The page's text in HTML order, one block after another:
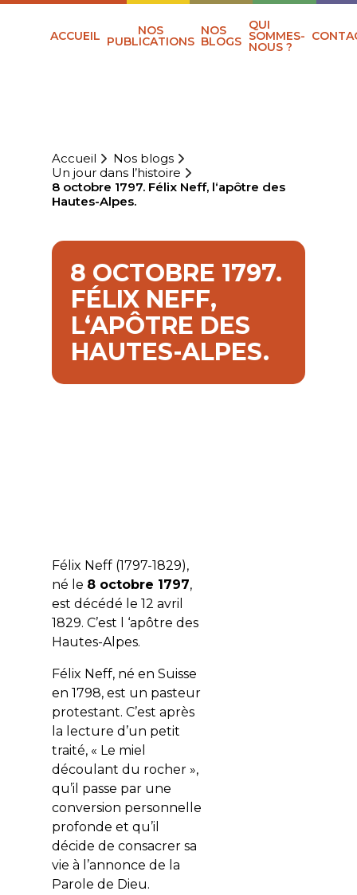
ACCUEIL NOS
PUBLICATIONS
NOS
BLOGS
QUI
SOMMES-
NOUS ?
Accueil
Nos blogs
Un jour dans l’histoire
8 octobre 1797. Félix Neff, l‘apôtre des
Hautes-Alpes.
8 OCTOBRE 1797.
FÉLIX NEFF,
L‘APÔTRE DES
HAUTES-ALPES.
Félix Neff (1797-1829),
né le 8 octobre 1797,
est décédé le 12 avril
1829. C’est l ‘apôtre des
Hautes-Alpes.
Félix Neff, né en Suisse
en 1798, est un pasteur
protestant. C’est après
la lecture d’un petit
traité, « Le miel
découlant du rocher »,
qu’il passe par une
conversion personnelle
profonde et qu’il
décide de consacrer sa
vie à l’annonce de la
Parole de Dieu.